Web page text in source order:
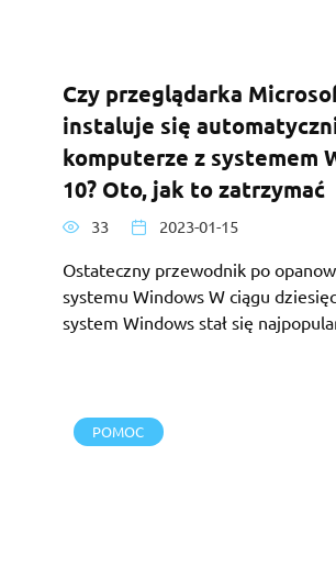
Czy przeglądarka
instaluje się
komputerze z systemem
10? Oto, jak to zatrzymać
33 2023-01-15
Ostateczny przewodnik po
systemu Windows W ciągu
system Windows stał się
POMOC